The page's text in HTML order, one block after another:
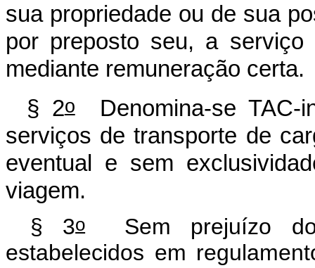
sua propriedade ou de sua
por preposto seu, a serviço
mediante remuneração certa.
§ 2oDenomina-se TAC-
serviços de transporte de
eventual e sem
viagem.
§ 3oSem prejuízo
estabelecidos em